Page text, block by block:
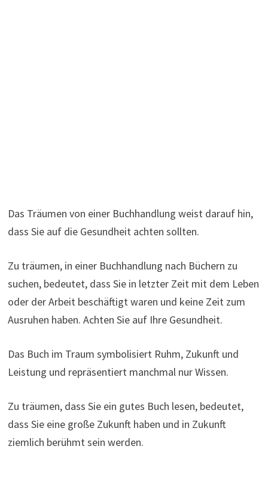
Das Träumen von einer Buchhandlung weist darauf hin,
dass Sie auf die Gesundheit achten sollten.
Zu träumen, in einer Buchhandlung nach Büchern zu
suchen, bedeutet, dass Sie in letzter Zeit mit dem Leben
oder der Arbeit beschäftigt waren und keine Zeit zum
Ausruhen haben. Achten Sie auf Ihre Gesundheit.
Das Buch im Traum symbolisiert Ruhm, Zukunft und
Leistung und repräsentiert manchmal nur Wissen.
Zu träumen, dass Sie ein gutes Buch lesen, bedeutet,
dass Sie eine große Zukunft haben und in Zukunft
ziemlich berühmt sein werden.